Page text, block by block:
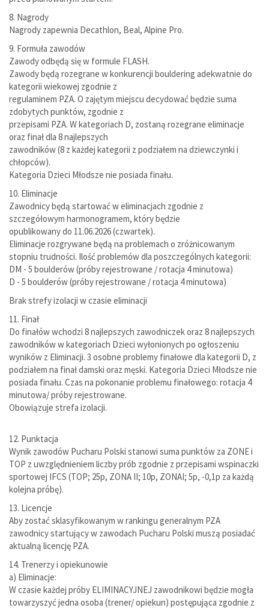
8. Nagrody
Nagrody zapewnia Decathlon, Beal, Alpine Pro.
9. Formuła zawodów
Zawody odbędą się w formule FLASH.
Zawody będą rozegrane w konkurencji bouldering adekwatnie do
kategorii wiekowej zgodnie z
regulaminem PZA. O zajętym miejscu decydować będzie suma
zdobytych punktów, zgodnie z
przepisami PZA. W kategoriach D, zostaną rozegrane eliminacje
oraz finał dla 8 najlepszych
zawodników (8 z każdej kategorii z podziałem na dziewczynki i
chłopców).
Kategoria Dzieci Młodsze nie posiada finału.
10. Eliminacje
Zawodnicy będą startować w eliminacjach zgodnie z
szczegółowym harmonogramem, który będzie
opublikowany do 11.06.2026 (czwartek).
Eliminacje rozgrywane będą na problemach o zróżnicowanym
stopniu trudności. Ilość problemów dla poszczególnych kategorii:
DM - 5 boulderów (próby rejestrowane / rotacja 4 minutowa)
D - 5 boulderów (próby rejestrowane / rotacja 4 minutowa)
Brak strefy izolacji w czasie eliminacji
11. Finał
Do finałów wchodzi 8 najlepszych zawodniczek oraz 8 najlepszych
zawodników w kategoriach Dzieci wyłonionych po ogłoszeniu
wyników z Eliminacji. 3 osobne problemy finałowe dla kategorii D, z
podziałem na finał damski oraz męski. Kategoria Dzieci Młodsze nie
posiada finału. Czas na pokonanie problemu finałowego: rotacja 4
minutowa/ próby rejestrowane.
Obowiązuje strefa izolacji.
12. Punktacja
Wynik zawodów Pucharu Polski stanowi suma punktów za ZONE i
TOP z uwzględnieniem liczby prób zgodnie z przepisami wspinaczki
sportowej IFCS (TOP; 25p, ZONA II; 10p, ZONAI; 5p, -0,1p za każdą
kolejna próbę).
13. Licencje
Aby zostać sklasyfikowanym w rankingu generalnym PZA
zawodnicy startujący w zawodach Pucharu Polski muszą posiadać
aktualną licencję PZA.
14. Trenerzy i opiekunowie
a) Eliminacje:
W czasie każdej próby ELIMINACYJNEJ zawodnikowi będzie mogła
towarzyszyć jedna osoba (trener/ opiekun) postępująca zgodnie z